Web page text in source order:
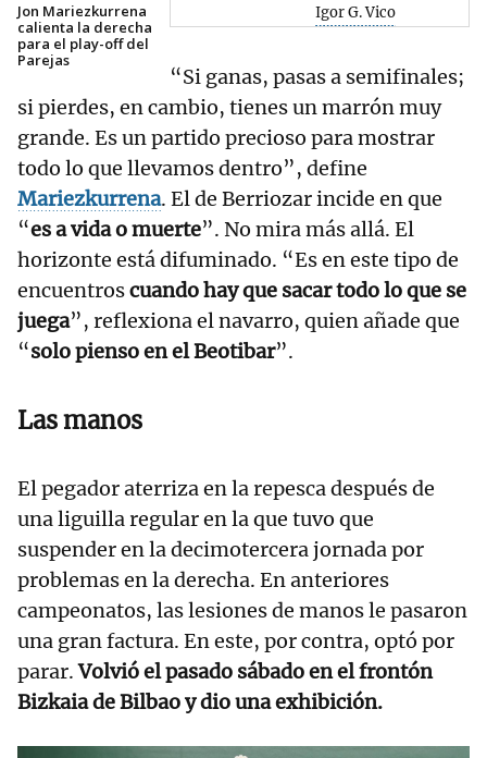
Jon Mariezkurrena
calienta la derecha
para el play-off del
Parejas
Igor G. Vico
“Si ganas, pasas a semifinales;
si pierdes, en cambio, tienes un marrón muy
grande. Es un partido precioso para mostrar
todo lo que llevamos dentro”, define
Mariezkurrena. El de Berriozar incide en que
“es a vida o muerte”. No mira más allá. El
horizonte está difuminado. “Es en este tipo de
encuentroscuando hay que sacar todo lo que se
juega”, reflexiona el navarro, quien añade que
“solo pienso en el Beotibar”.
Las manos
El pegador aterriza en la repesca después de
una liguilla regular en la que tuvo que
suspender en la decimotercera jornada por
problemas en la derecha. En anteriores
campeonatos, las lesiones de manos le pasaron
una gran factura. En este, por contra, optó por
parar.Volvió el pasado sábado en el frontón
Bizkaia de Bilbao y dio una exhibición.